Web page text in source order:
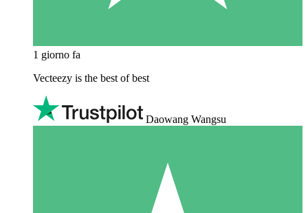
1 giorno fa
Vecteezy is the best of best
Daowang Wangsu